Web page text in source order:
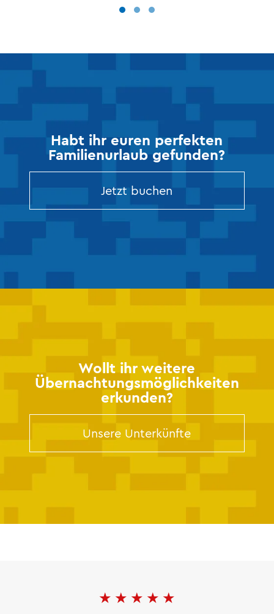
Habt ihr euren perfekten
Familienurlaub gefunden?
Jetzt buchen
Wollt ihr weitere
Übernachtungsmöglichkeiten
erkunden?
Unsere Unterkünfte
★ ★ ★ ★ ★